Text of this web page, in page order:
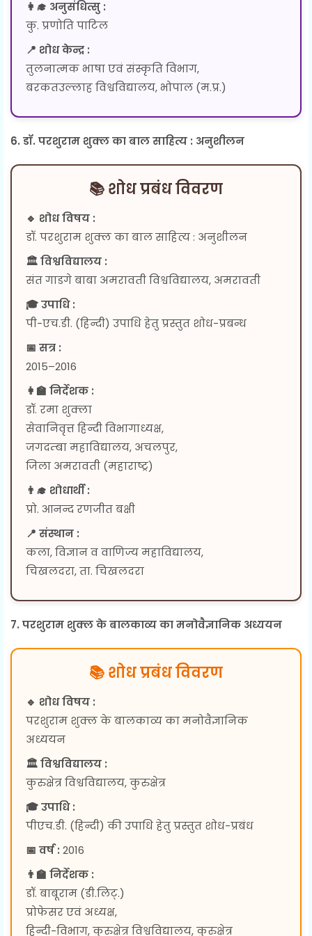
👩‍🎓 अनुसंधित्सु :
कु. प्रणोति पाटिल
📍 शोध केन्द्र :
तुलनात्मक भाषा एवं संस्कृति विभाग,
बरकतउल्लाह विश्वविद्यालय, भोपाल (म.प्र.)
6. डॉ. परशुराम शुक्ल का बाल साहित्य : अनुशीलन
📚 शोध प्रबंध विवरण
🔹 शोध विषय :
डॉ. परशुराम शुक्ल का बाल साहित्य : अनुशीलन
🏛 विश्वविद्यालय :
संत गाडगे बाबा अमरावती विश्वविद्यालय, अमरावती
🎓 उपाधि :
पी-एच.डी. (हिन्दी) उपाधि हेतु प्रस्तुत शोध-प्रबन्ध
📅 सत्र :
2015–2016
👩‍🏫 निर्देशक :
डॉ. रमा शुक्ला
सेवानिवृत्त हिन्दी विभागाध्यक्ष,
जगदम्बा महाविद्यालय, अचलपुर,
जिला अमरावती (महाराष्ट्र)
👨‍🎓 शोधार्थी :
प्रो. आनन्द रणजीत बक्षी
📍 संस्थान :
कला, विज्ञान व वाणिज्य महाविद्यालय,
चिखलदरा, ता. चिखलदरा
7. परशुराम शुक्ल के बालकाव्य का मनोवैज्ञानिक अध्ययन
📚 शोध प्रबंध विवरण
🔹 शोध विषय :
परशुराम शुक्ल के बालकाव्य का मनोवैज्ञानिक
अध्ययन
🏛 विश्वविद्यालय :
कुरुक्षेत्र विश्वविद्यालय, कुरुक्षेत्र
🎓 उपाधि :
पीएच.डी. (हिन्दी) की उपाधि हेतु प्रस्तुत शोध-प्रबंध
📅 वर्ष : 2016
👨‍🏫 निर्देशक :
डॉ. बाबूराम (डी.लिट्.)
प्रोफेसर एवं अध्यक्ष,
हिन्दी-विभाग, कुरुक्षेत्र विश्वविद्यालय, कुरुक्षेत्र